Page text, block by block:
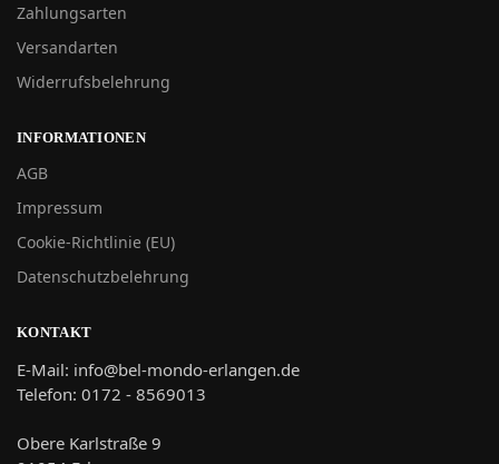
Zahlungsarten
Versandarten
Widerrufsbelehrung
INFORMATIONEN
AGB
Impressum
Cookie-Richtlinie (EU)
Datenschutzbelehrung
KONTAKT
E-Mail: info@bel-mondo-erlangen.de
Telefon: 0172 - 8569013
Obere Karlstraße 9